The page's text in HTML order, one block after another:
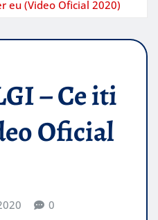
eu (Video Oficial 2020)
– Ce iti
Oficial
0